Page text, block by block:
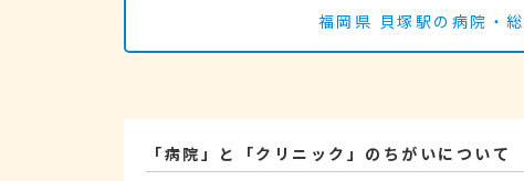
福岡県 貝塚駅の病院・
「病院」と「クリニック」のちがいについて